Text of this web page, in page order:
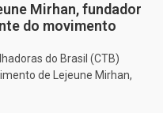
Mirhan, fundador
do movimento
do Brasil (CTB)
de Lejeune Mirhan,